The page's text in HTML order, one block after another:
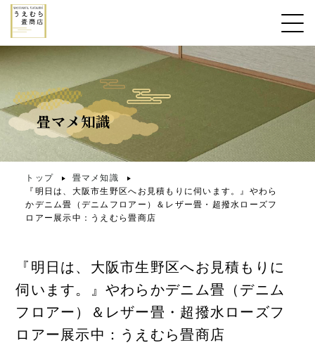
畳マメ知識
トップ
畳マメ知識
『明日は、大阪市生野区へお見積もりに伺います。』やわら
かデニム畳（デニムフロアー）＆レザー畳・超撥水ローズフ
ロアー展示中：うえむら畳商店
『明日は、大阪市生野区へお見積もりに
伺います。』やわらかデニム畳（デニム
フロアー）＆レザー畳・超撥水ローズフ
ロアー展示中：うえむら畳商店